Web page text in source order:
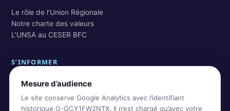
Le rôle de l’Union Régionale
Notre charte des valeurs
L’UNSA au CESER BFC
S’INFORMER
Actualités BFC
Actualités nationales
Rechercher dans les archives
Mesure d’audience
Le site conserve Google Analytics avec l’identifiant
historique G-GCY1FW2NTX. Il n’est chargé qu’avec votre